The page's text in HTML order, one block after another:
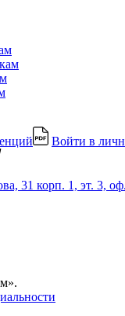
Войти в
31 корп. 1, эт. 3,